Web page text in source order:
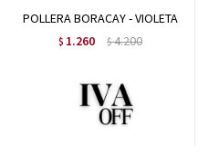
POLLERA BORACAY - VIOLETA
$ 1.260 $4.200